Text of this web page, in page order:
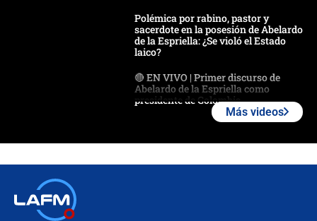
Polémica por rabino, pastor y
sacerdote en la posesión de Abelardo
de la Espriella: ¿Se violó el Estado
laico?
🔴 EN VIVO | Primer discurso de
Abelardo de la Espriella como
presidente de Colombia
Más videos